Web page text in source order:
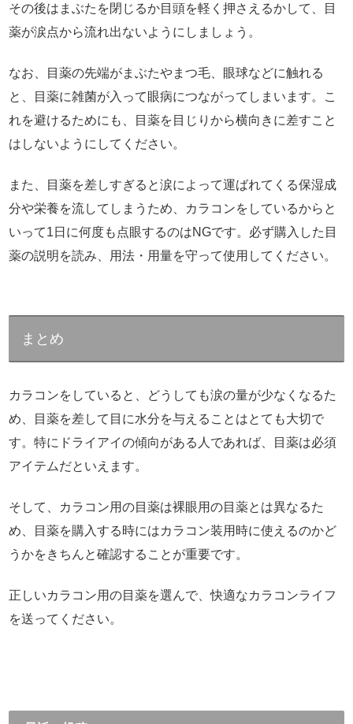
その後はまぶたを閉じるか目頭を軽く押さえるかして、目
薬が涙点から流れ出ないようにしましょう。
なお、目薬の先端がまぶたやまつ毛、眼球などに触れる
と、目薬に雑菌が入って眼病につながってしまいます。こ
れを避けるためにも、目薬を目じりから横向きに差すこと
はしないようにしてください。
また、目薬を差しすぎると涙によって運ばれてくる保湿成
分や栄養を流してしまうため、カラコンをしているからと
いって1日に何度も点眼するのはNGです。必ず購入した目
薬の説明を読み、用法・用量を守って使用してください。
まとめ
カラコンをしていると、どうしても涙の量が少なくなるた
め、目薬を差して目に水分を与えることはとても大切で
す。特にドライアイの傾向がある人であれば、目薬は必須
アイテムだといえます。
そして、カラコン用の目薬は裸眼用の目薬とは異なるた
め、目薬を購入する時にはカラコン装用時に使えるのかど
うかをきちんと確認することが重要です。
正しいカラコン用の目薬を選んで、快適なカラコンライフ
を送ってください。